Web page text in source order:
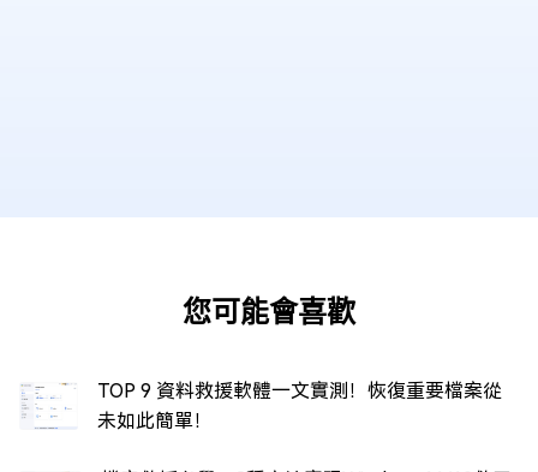
您可能會喜歡
TOP 9 資料救援軟體一文實測！恢復重要檔案從
未如此簡單！